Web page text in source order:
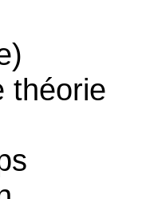
théorie